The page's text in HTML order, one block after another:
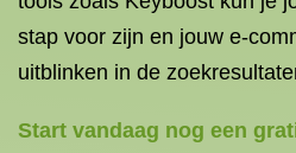
stap voor zijn en jouw e-
uitblinken in de
Start vandaag nog een